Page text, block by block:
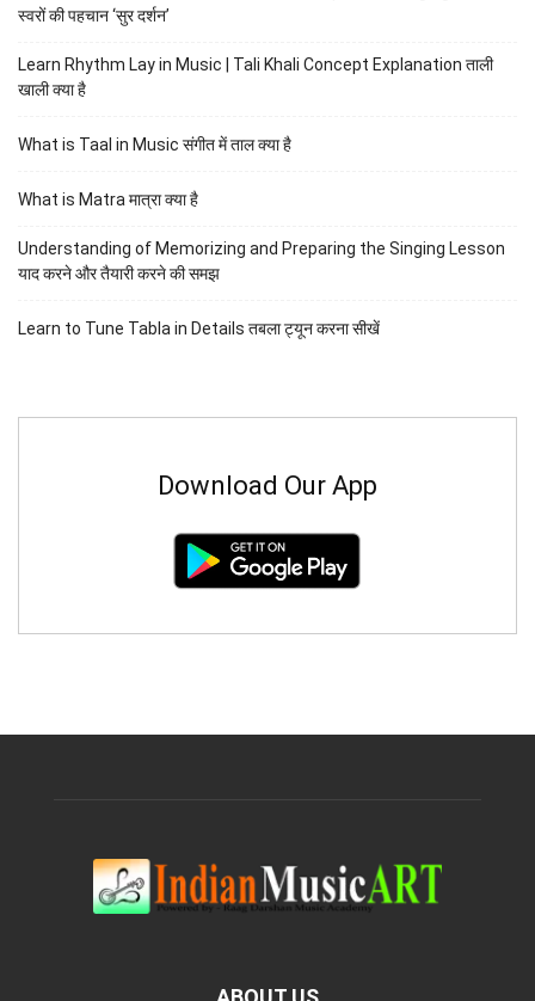
स्वरों की पहचान ‘सुर दर्शन’
Learn Rhythm Lay in Music | Tali Khali Concept Explanation ताली
खाली क्या है
What is Taal in Music संगीत में ताल क्या है
What is Matra मात्रा क्या है
Understanding of Memorizing and Preparing the Singing Lesson
याद करने और तैयारी करने की समझ
Learn to Tune Tabla in Details तबला ट्यून करना सीखें
Download Our App